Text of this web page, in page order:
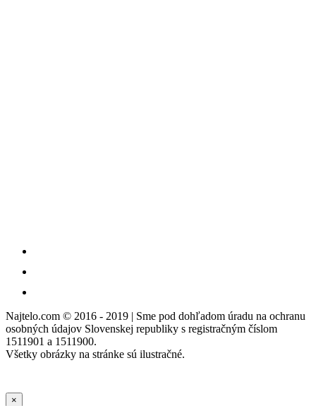
Najtelo.com © 2016 - 2019 | Sme pod dohľadom úradu na ochranu
osobných údajov Slovenskej republiky s registračným číslom
1511901 a 1511900.
Všetky obrázky na stránke sú ilustračné.
×